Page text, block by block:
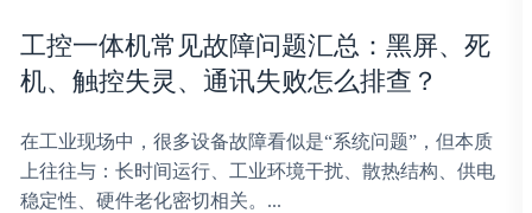
工控一体机常见故障问题汇总：黑屏、死
机、触控失灵、通讯失败怎么排查？
在工业现场中，很多设备故障看似是“系统问题”，但本质
上往往与：长时间运行、工业环境干扰、散热结构、供电
稳定性、硬件老化密切相关。...